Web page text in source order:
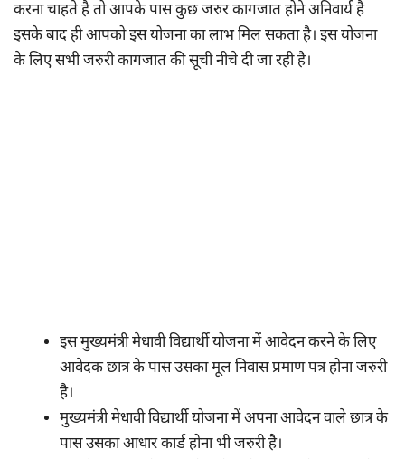
करना चाहते है तो आपके पास कुछ जरुर कागजात होने अनिवार्य है
इसके बाद ही आपको इस योजना का लाभ मिल सकता है। इस योजना
के लिए सभी जरुरी कागजात की सूची नीचे दी जा रही है।
इस मुख्यमंत्री मेधावी विद्यार्थी योजना में आवेदन करने के लिए
आवेदक छात्र के पास उसका मूल निवास प्रमाण पत्र होना जरुरी
है।
मुख्यमंत्री मेधावी विद्यार्थी योजना में अपना आवेदन वाले छात्र के
पास उसका आधार कार्ड होना भी जरुरी है।